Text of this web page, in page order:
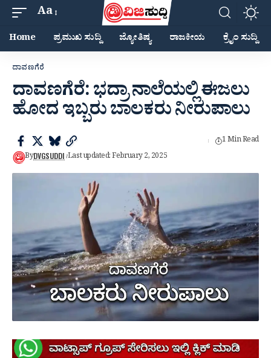
Aa
Home ಪ್ರಮುಖ ಸುದ್ದಿ ಜ್ಯೋತಿಷ್ಯ ರಾಜಕೀಯ ಕ್ರೈಂ ಸುದ್ದಿ
ದಾವಣಗೆರೆ
ದಾವಣಗೆರೆ: ಭದ್ರಾ ನಾಲೆಯಲ್ಲಿ ಈಜಲು
ಹೋದ ಇಬ್ಬರು ಬಾಲಕರು ನೀರುಪಾಲು
ByDVGSUDDI Last updated: February 2, 2025
1 Min Read